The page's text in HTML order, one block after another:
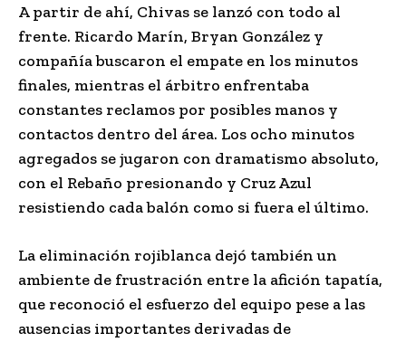
A partir de ahí, Chivas se lanzó con todo al
frente. Ricardo Marín, Bryan González y
compañía buscaron el empate en los minutos
finales, mientras el árbitro enfrentaba
constantes reclamos por posibles manos y
contactos dentro del área. Los ocho minutos
agregados se jugaron con dramatismo absoluto,
con el Rebaño presionando y Cruz Azul
resistiendo cada balón como si fuera el último.
La eliminación rojiblanca dejó también un
ambiente de frustración entre la afición tapatía,
que reconoció el esfuerzo del equipo pese a las
ausencias importantes derivadas de